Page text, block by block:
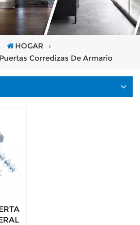
HOGAR
Corredizas De Armario